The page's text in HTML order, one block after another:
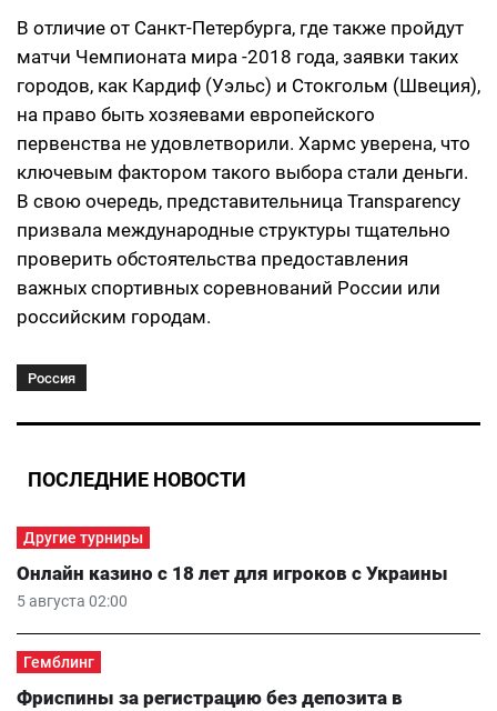
В отличие от Санкт-Петербурга, где также пройдут
матчи Чемпионата мира -2018 года, заявки таких
городов, как Кардиф (Уэльс) и Стокгольм (Швеция),
на право быть хозяевами европейского
первенства не удовлетворили. Хармс уверена, что
ключевым фактором такого выбора стали деньги.
В свою очередь, представительница Transparency
призвала международные структуры тщательно
проверить обстоятельства предоставления
важных спортивных соревнований России или
российским городам.
Россия
ПОСЛЕДНИЕ НОВОСТИ
Другие турниры
5 августа 02:00
Онлайн казино с 18 лет для игроков с Украины
Гемблинг
Фриспины за регистрацию без депозита в